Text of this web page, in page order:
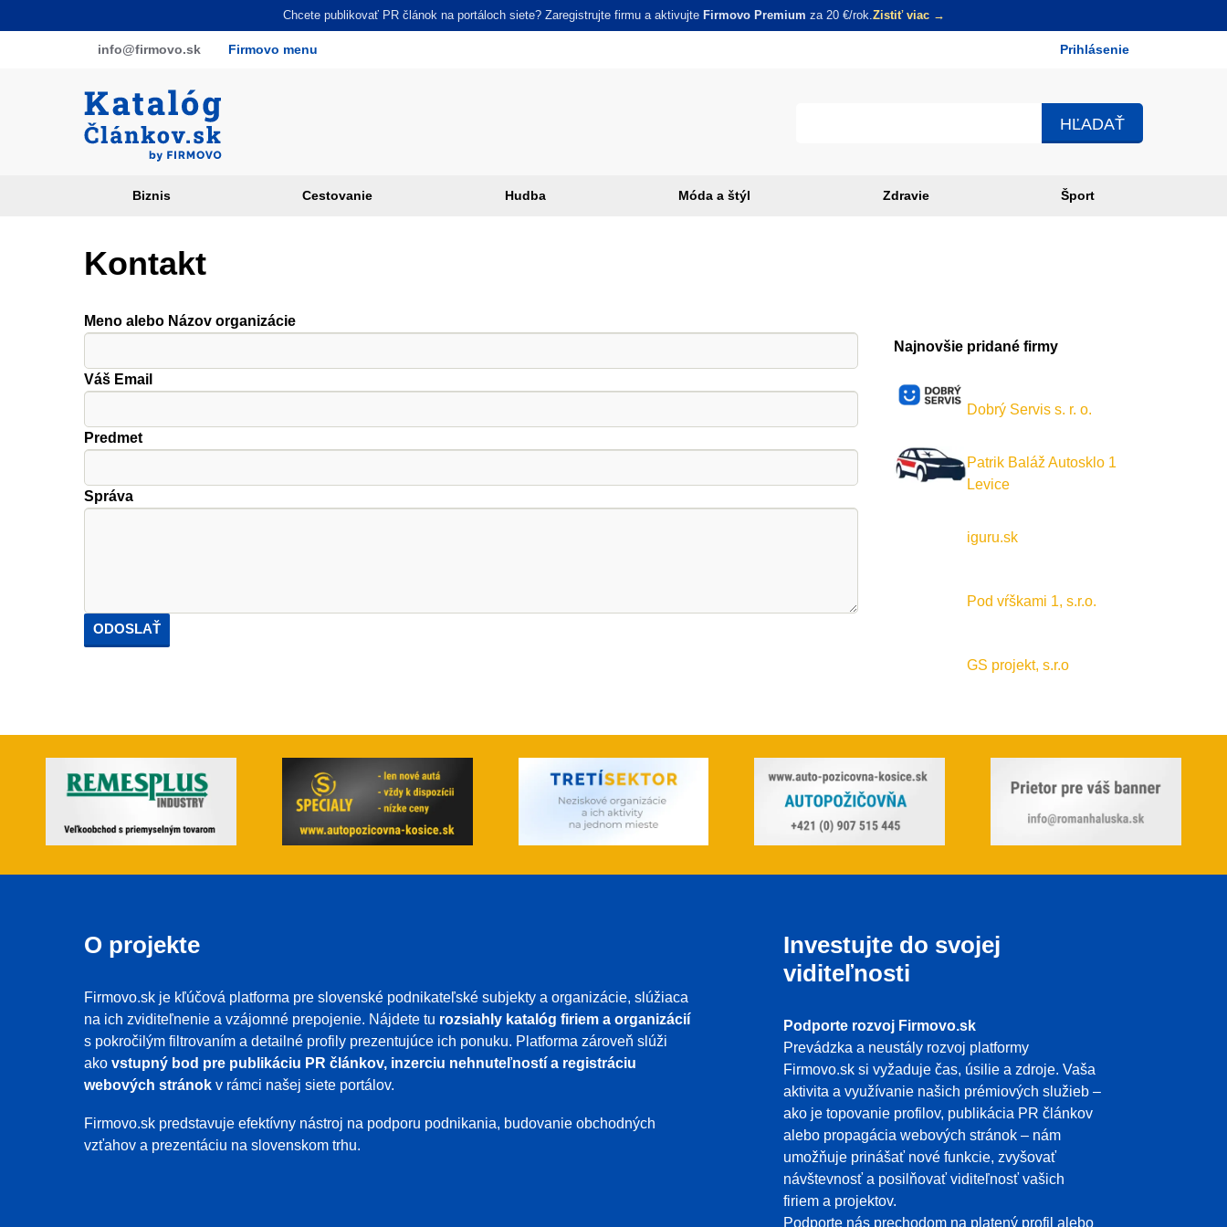
na
Chcete publikovať PR článok na portáloch siete? Zaregistrujte firmu a aktivujte Firmovo Premium za 20 €/rok.Zistiť viac →
info@firmovo.sk Firmovo menu
menu
Prihlásenie
Biznis Cestovanie Hudba Móda a štýl Zdravie Šport
Kontakt
Meno alebo Názov organizácie
Váš Email
Predmet
Správa
Najnovšie pridané firmy
Dobrý Servis s. r. o.
Patrik Baláž Autosklo 1
Levice
iguru.sk
Pod vŕškami 1, s.r.o.
GS projekt, s.r.o
O projekte
Firmovo.sk je kľúčová platforma pre slovenské podnikateľské subjekty a organizácie, slúžiaca
na ich zviditeľnenie a vzájomné prepojenie. Nájdete tu rozsiahly katalóg firiem a organizácií
s pokročilým filtrovaním a detailné profily prezentujúce ich ponuku. Platforma zároveň slúži
ako vstupný bod pre publikáciu PR článkov, inzerciu nehnuteľností a registráciu
webových stránok v rámci našej siete portálov.
Firmovo.sk predstavuje efektívny nástroj na podporu podnikania, budovanie obchodných
vzťahov a prezentáciu na slovenskom trhu.
Investujte do svojej
viditeľnosti
Podporte rozvoj Firmovo.sk
Prevádzka a neustály rozvoj platformy
Firmovo.sk si vyžaduje čas, úsilie a zdroje. Vaša
aktivita a využívanie našich prémiových služieb –
ako je topovanie profilov, publikácia PR článkov
alebo propagácia webových stránok – nám
umožňuje prinášať nové funkcie, zvyšovať
návštevnosť a posilňovať viditeľnosť vašich
firiem a projektov.
Podporte nás prechodom na platený profil alebo